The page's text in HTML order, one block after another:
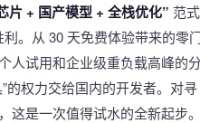
片 + 国产模型 + 全栈优化” 范式
。从 30 天免费体验带来的零
人试用和企业级重负载高峰的
的权力交给国内的开发者。对寻
这是一次值得试水的全新起步